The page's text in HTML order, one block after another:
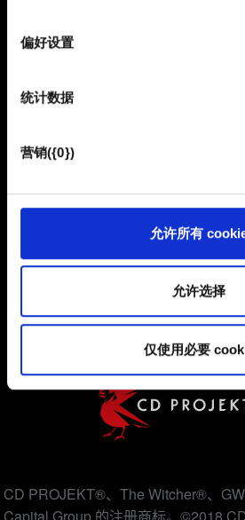
部分需要使用 Cookies 的是为了让
馈，以便网站将更好地服务于您。例
也可能与我们的合作伙伴分享我们
使用所有这些非强制性的 Cookie 都
您可以在下面的"设置"菜单中找到有
其中的内容并准备好继续，请点击"
偏好设置
统计数据
营销({0})
允许所有
允许选择
仅使用必要
用户协议
CD PROJEKT®、The Witcher®、